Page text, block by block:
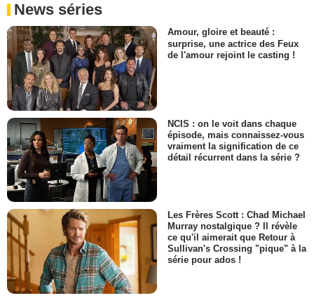
News séries
Amour, gloire et beauté :
surprise, une actrice des Feux
de l'amour rejoint le casting !
NCIS : on le voit dans chaque
épisode, mais connaissez-vous
vraiment la signification de ce
détail récurrent dans la série ?
Les Frères Scott : Chad Michael
Murray nostalgique ? Il révèle
ce qu'il aimerait que Retour à
Sullivan's Crossing "pique" à la
série pour ados !